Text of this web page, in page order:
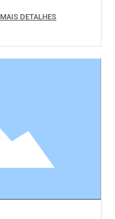
MAIS DETALHES